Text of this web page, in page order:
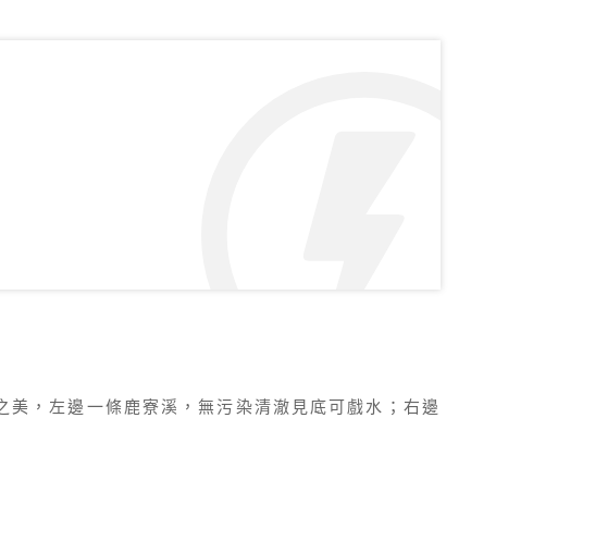
，左邊一條鹿寮溪，無污染清澈見底可戲水；右邊